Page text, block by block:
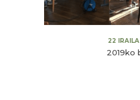
22
2019ko